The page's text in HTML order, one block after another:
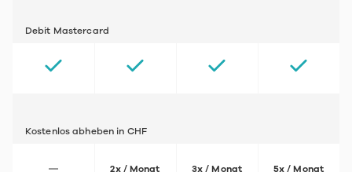
Debit Mastercard
Kostenlos abheben in CHF
2x / Monat 3x / Monat 5x / Monat